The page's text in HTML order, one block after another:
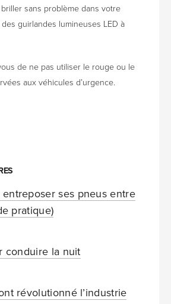
sans problème dans votre
guirlandes lumineuses LED à
de ne pas utiliser le rouge ou le
aux véhicules d’urgence.
ses pneus entre
pratique)
conduire la nuit
révolutionné l’industrie